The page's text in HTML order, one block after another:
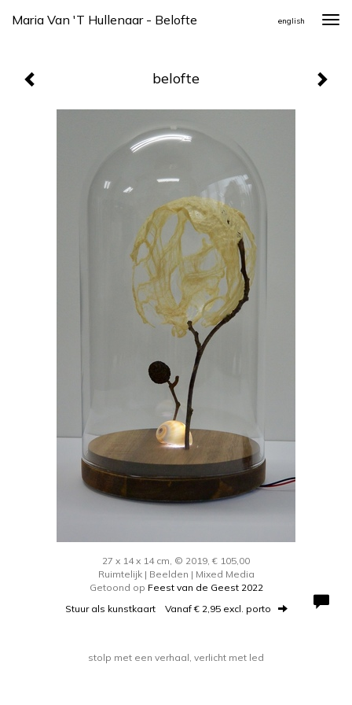
Maria Van 't Hullenaar - Belofte english
belofte
27 x 14 x 14 cm, © 2019, € 105,00
Ruimtelijk | Beelden | Mixed Media
Getoond op Feest van de Geest 2022
Stuur als kunstkaart Vanaf € 2,95 excl. porto
stolp met een verhaal, verlicht met led